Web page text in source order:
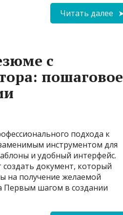
Читать далее
с
пошаговое
подхода к
инструментом для
и удобный интерфейс.
документ, который
на получение желаемой
Первым шагом в создании